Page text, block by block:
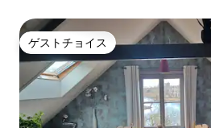
ゲストチョイス
ゲストチョイス